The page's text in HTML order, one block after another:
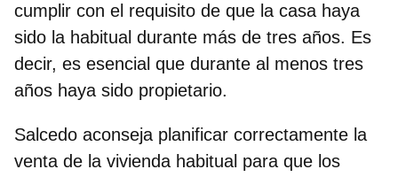
cumplir con el requisito de que la casa haya
sido la habitual durante más de tres años. Es
decir, es esencial que durante al menos tres
años haya sido propietario.
Salcedo aconseja planificar correctamente la
venta de la vivienda habitual para que los